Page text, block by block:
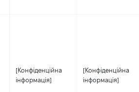
[Конфіденційна
інформація]
[Конфіденційна
інформація]